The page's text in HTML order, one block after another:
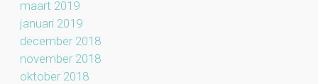
maart 2019
januari 2019
december 2018
november 2018
oktober 2018